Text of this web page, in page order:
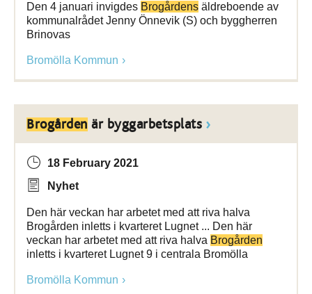
Den 4 januari invigdes Brogårdens äldreboende av
kommunalrådet Jenny Önnevik (S) och byggherren
Brinovas
Bromölla Kommun
Brogården är byggarbetsplats
18 February 2021
Nyhet
Den här veckan har arbetet med att riva halva
Brogården inletts i kvarteret Lugnet ... Den här
veckan har arbetet med att riva halva Brogården
inletts i kvarteret Lugnet 9 i centrala Bromölla
Bromölla Kommun